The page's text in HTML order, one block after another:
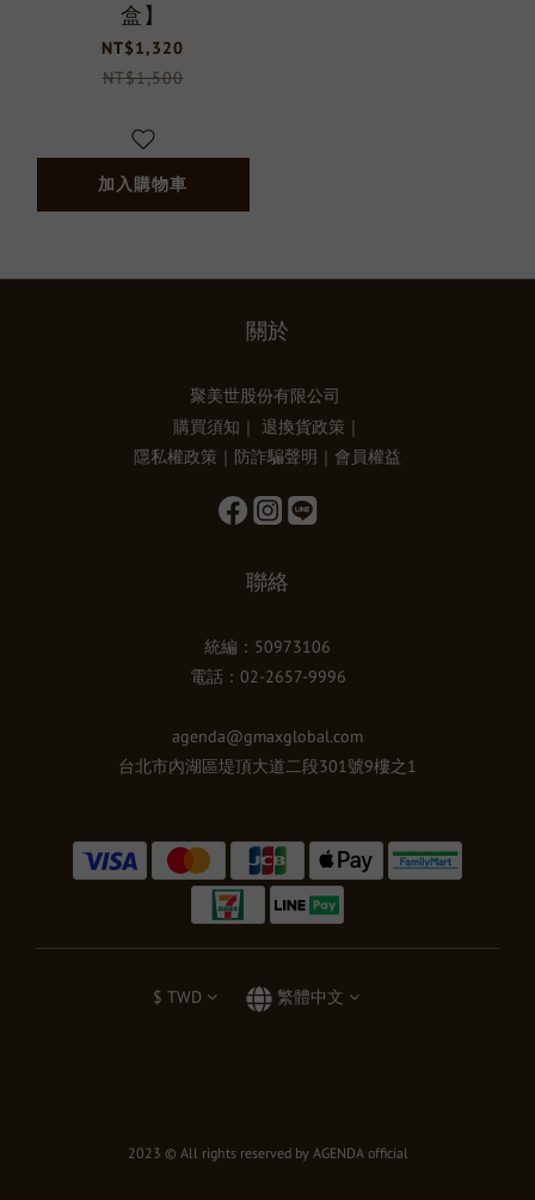
盒】
NT$1,320
NT$1,500
加入購物車
關於
聚美世股份有限公司
購買須知 ｜ 退換貨政策
隱私權政策
防詐騙聲明 會員權益
聯絡
統編：50973106
電話：02-2657-9996
agenda@gmaxglobal.com
台北市內湖區堤頂大道二段301號9樓之1
$ TWD 繁體中文
2023 © All rights reserved by AGENDA official